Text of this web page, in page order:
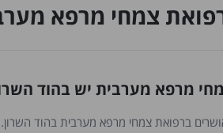
צמחי מרפא
מרפא מערבית יש בהוד
ישנם 2 מטפלים מאושרים ברפואת צמחי מרפא מערבית